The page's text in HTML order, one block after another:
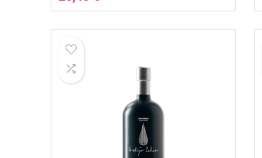
precio
34,95 €.
precio